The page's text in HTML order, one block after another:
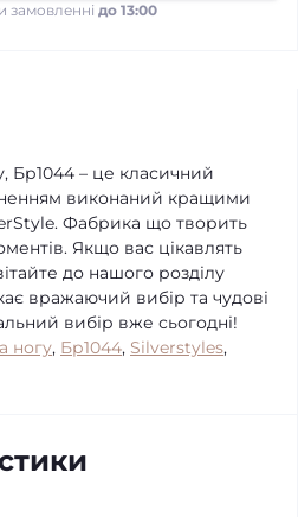
замовленні до 13:00
Бр1044 – це класичний
виконаний кращими
Фабрика що творить
Якщо вас цікавлять
до нашого розділу
вражаючий вибір та чудові
вибір вже сьогодні!
ногу, Бр1044, Silverstyles,